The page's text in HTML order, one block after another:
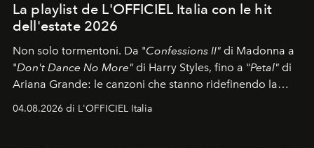
La playlist de L'OFFICIEL Italia con le hit
dell'estate 2026
Non solo tormentoni. Da "Confessions II" di Madonna a
"Don't Dance No More" di Harry Styles, fino a "Petal" di
Ariana Grande: le canzoni che stanno ridefinendo la
colonna sonora della stagione.
04.08.2026 di L'OFFICIEL Italia